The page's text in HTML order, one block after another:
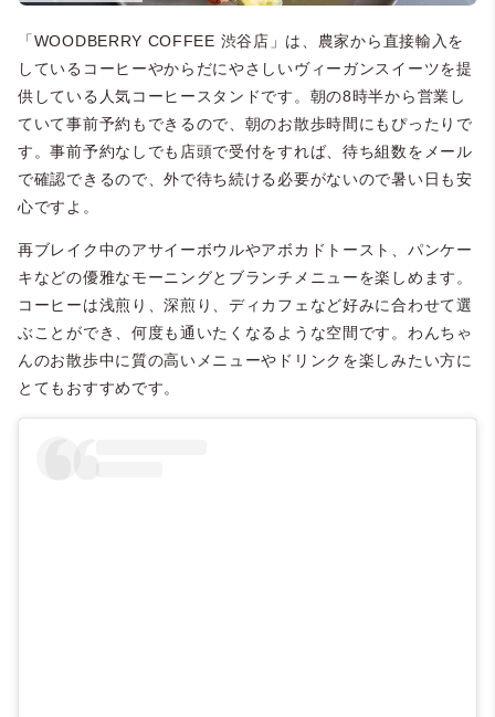
「WOODBERRY COFFEE 渋谷店」は、農家から直接輸入を
しているコーヒーやからだにやさしいヴィーガンスイーツを提
供している人気コーヒースタンドです。朝の8時半から営業し
ていて事前予約もできるので、朝のお散歩時間にもぴったりで
す。事前予約なしでも店頭で受付をすれば、待ち組数をメール
で確認できるので、外で待ち続ける必要がないので暑い日も安
心ですよ。
再ブレイク中のアサイーボウルやアボカドトースト、パンケー
キなどの優雅なモーニングとブランチメニューを楽しめます。
コーヒーは浅煎り、深煎り、ディカフェなど好みに合わせて選
ぶことができ、何度も通いたくなるような空間です。わんちゃ
んのお散歩中に質の高いメニューやドリンクを楽しみたい方に
とてもおすすめです。